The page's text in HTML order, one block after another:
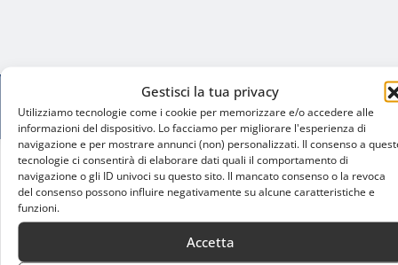
Gestisci la tua privacy
Utilizziamo tecnologie come i cookie per memorizzare e/o accedere alle
informazioni del dispositivo. Lo facciamo per migliorare l'esperienza di
navigazione e per mostrare annunci (non) personalizzati. Il consenso a
tecnologie ci consentirà di elaborare dati quali il comportamento di
navigazione o gli ID univoci su questo sito. Il mancato consenso o la revoca
del consenso possono influire negativamente su alcune caratteristiche e
funzioni.
Accetta
Home
Canottaggio A Milano, tra tradizione sportiva e
nuovi appassionati